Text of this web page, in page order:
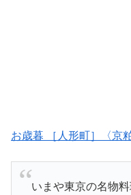
お歳暮 ［人形町］〈京
いまや東京の名物